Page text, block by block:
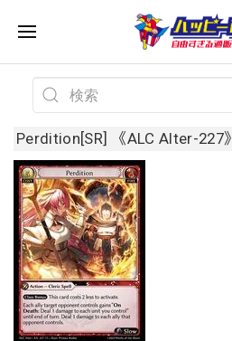
Perdition[SR] 《ALC Alter-227》